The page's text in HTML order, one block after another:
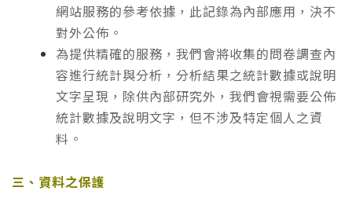
網站服務的參考依據，此記錄為內部應用，決不
對外公佈。
為提供精確的服務，我們會將收集的問卷調查內
容進行統計與分析，分析結果之統計數據或說明
文字呈現，除供內部研究外，我們會視需要公佈
統計數據及說明文字，但不涉及特定個人之資
料。
三、資料之保護